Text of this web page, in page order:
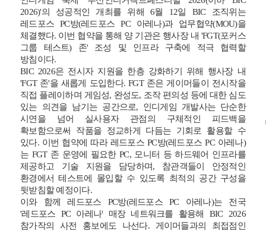
2026)'의 성공적인 개최를 위해 6월 12일 BIC 조직위는
레드포스 PC방(레드포스 PC 아레나)과 업무협약(MOU)을
체결했다. 이번 협약을 통해 양 기관은 행사장 내 'FGT(포커스
그룹 테스트) 존' 조성 및 인프라 구축에 적극 협력할
방침이다.
BIC 2026은 전시자 지원을 한층 강화하기 위해 행사장 내
'FGT 존'을 새롭게 도입한다. FGT 존은 게이머들이 전시작을
직접 플레이하며 게임성, 완성도, 조작 편의성 등에 대한 심도
있는 의견을 남기는 공간으로, 인디게임 개발사는 단순한
시연을 넘어 실사용자 관점의 구체적인 피드백을
확보함으로써 작품을 정교하게 다듬는 기회로 활용할 수
있다. 이번 협약에 따라 레드포스 PC방(레드포스 PC 아레나)
는 FGT 존 운영에 필요한 PC, 모니터 등 하드웨어 인프라를
제공하고 기술 지원을 담당하며, 참관객들이 안정적인
환경에서 테스트에 몰입할 수 있도록 최적의 공간 구성을
뒷받침할 예정이다.
이와 함께 레드포스 PC방(레드포스 PC 아레나)는 전국
'레드포스 PC 아레나' 매장 네트워크를 활용해 BIC 2026
참가작의 사전 홍보에도 나선다. 게이머들과의 최접점인